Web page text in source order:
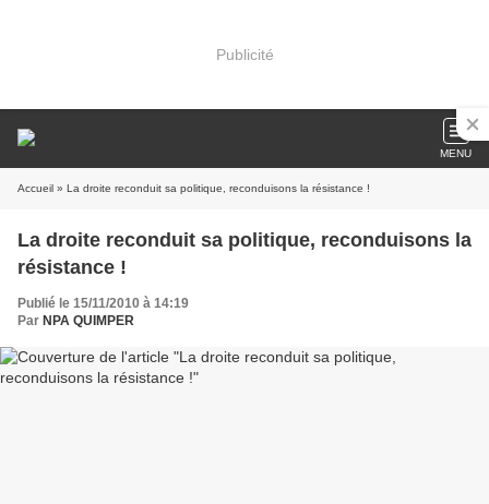
Publicité
MENU
Accueil » La droite reconduit sa politique, reconduisons la résistance !
La droite reconduit sa politique, reconduisons la
résistance !
Publié le 15/11/2010 à 14:19
Par NPA QUIMPER